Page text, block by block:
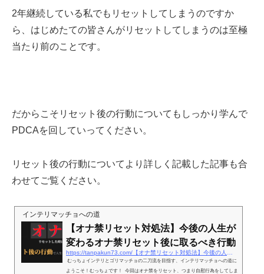
2年継続している私でもリセットしてしまうのですか
ら、はじめたての皆さんがリセットしてしまうのは至極
当たり前のことです。
だからこそリセット後の行動についてもしっかり学んで
PDCAを回していってください。
リセット後の行動についてより詳しく記載した記事も合
わせてご覧ください。
インテリマッチョへの道
【オナ禁リセット対処法】今後の人生が
変わるオナ禁リセット後に取るべき行動
むっちょインテリとゴリマッチョの二刀流を目指す、インテリマッチョへの道に
ようこそ！むっちょです！ 今回はオナ禁をリセット、つまり自慰行為をしてしま